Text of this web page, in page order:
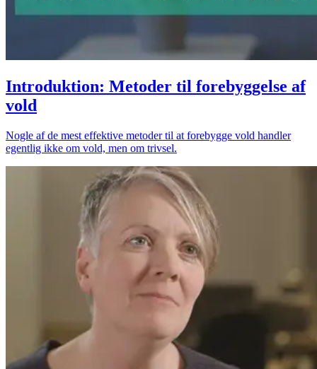
Introduktion: Metoder til forebyggelse af
vold
Nogle af de mest effektive metoder til at forebygge vold handler
egentlig ikke om vold, men om trivsel.